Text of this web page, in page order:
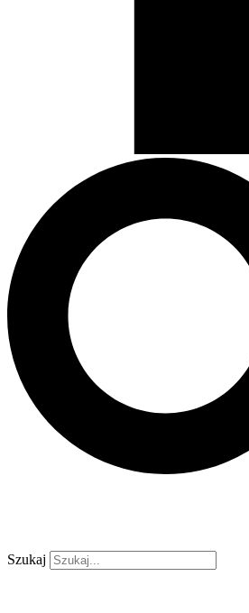
Szukaj